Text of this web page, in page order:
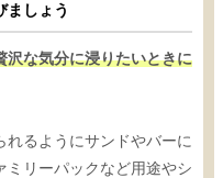
ましょう
沢な気分に浸りたいときに
るようにサンドやバーに
ミリーパックなど用途やシ